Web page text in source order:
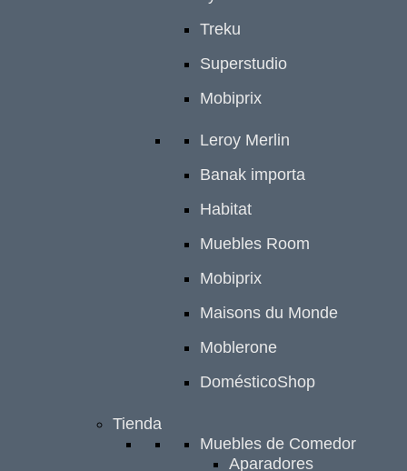
Treku
Superstudio
Mobiprix
Leroy Merlin
Banak importa
Habitat
Muebles Room
Mobiprix
Maisons du Monde
Moblerone
DomésticoShop
Tienda
Muebles de Comedor
Aparadores